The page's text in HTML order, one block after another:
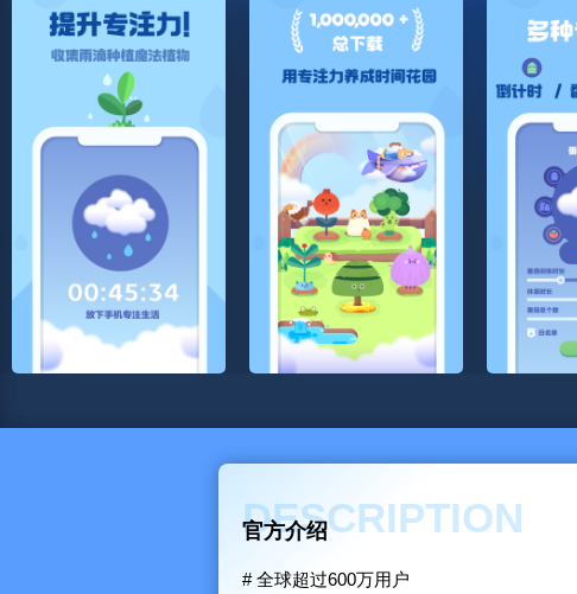
DESCRIPTION
官方介绍
# 全球超过600万用户